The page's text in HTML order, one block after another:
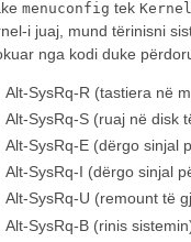
menuconfig tek
i juaj, mund tërinisni
nga kodi duke
Alt-SysRq-R (tastiera në
Alt-SysRq-S (ruaj në disk
Alt-SysRq-E (dërgo sinjal
Alt-SysRq-I (dërgo sinjal
Alt-SysRq-U (remount të
Alt-SysRq-B (rinis